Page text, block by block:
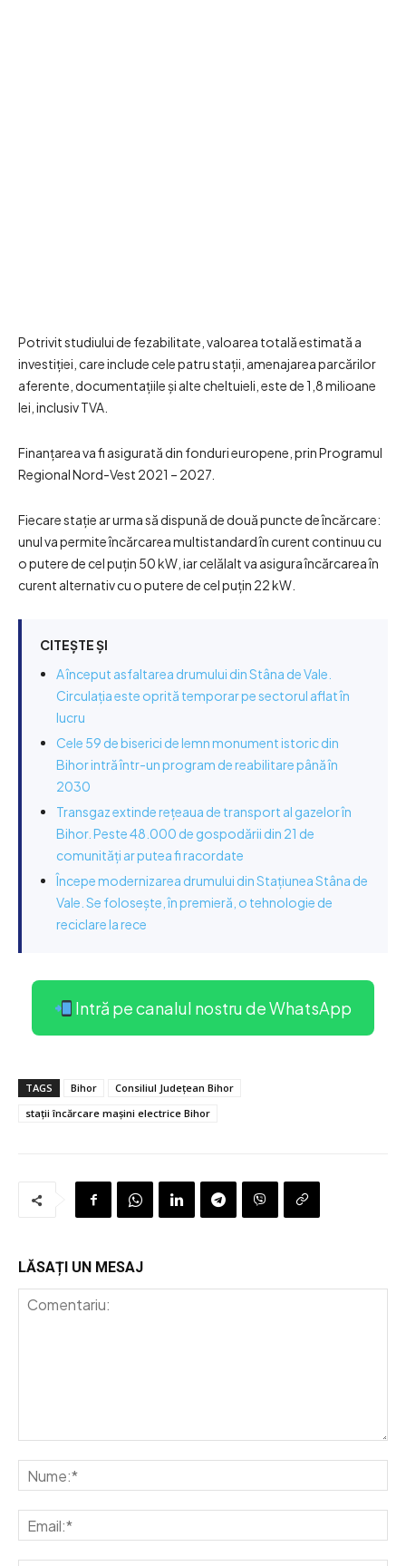
Potrivit studiului de fezabilitate, valoarea totală estimată a
investiției, care include cele patru stații, amenajarea parcărilor
aferente, documentațiile și alte cheltuieli, este de 1,8 milioane
lei, inclusiv TVA.
Finanțarea va fi asigurată din fonduri europene, prin Programul
Regional Nord-Vest 2021 – 2027.
Fiecare stație ar urma să dispună de două puncte de încărcare:
unul va permite încărcarea multistandard în curent continuu cu
o putere de cel puțin 50 kW, iar celălalt va asigura încărcarea în
curent alternativ cu o putere de cel puțin 22 kW.
CITEȘTE ȘI
A început asfaltarea drumului din Stâna de Vale.
Circulația este oprită temporar pe sectorul aflat în
lucru
Cele 59 de biserici de lemn monument istoric din
Bihor intră într-un program de reabilitare până în
2030
Transgaz extinde rețeaua de transport al gazelor în
Bihor. Peste 48.000 de gospodării din 21 de
comunități ar putea fi racordate
Începe modernizarea drumului din Stațiunea Stâna de
Vale. Se folosește, în premieră, o tehnologie de
reciclare la rece
Intră pe canalul nostru de WhatsApp
TAGS Bihor
Consiliul Județean Bihor
stații încărcare mașini electrice Bihor
LĂSAȚI UN MESAJ